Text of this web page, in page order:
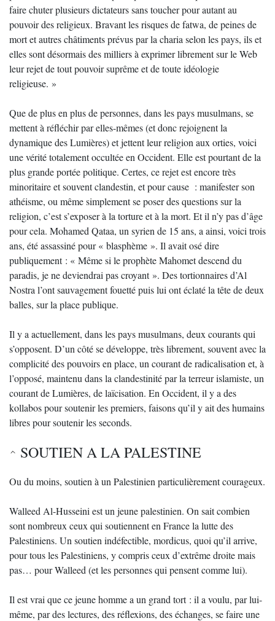
faire chuter plusieurs dictateurs sans toucher pour autant au
pouvoir des religieux. Bravant les risques de fatwa, de peines de
mort et autres châtiments prévus par la charia selon les pays, ils et
elles sont désormais des milliers à exprimer librement sur le Web
leur rejet de tout pouvoir suprême et de toute idéologie
religieuse. »
Que de plus en plus de personnes, dans les pays musulmans, se
mettent à réfléchir par elles-mêmes (et donc rejoignent la
dynamique des Lumières) et jettent leur religion aux orties, voici
une vérité totalement occultée en Occident. Elle est pourtant de la
plus grande portée politique. Certes, ce rejet est encore très
minoritaire et souvent clandestin, et pour cause : manifester son
athéisme, ou même simplement se poser des questions sur la
religion, c’est s’exposer à la torture et à la mort. Et il n’y pas d’âge
pour cela. Mohamed Qataa, un syrien de 15 ans, a ainsi, voici trois
ans, été assassiné pour « blasphème ». Il avait osé dire
publiquement : « Même si le prophète Mahomet descend du
paradis, je ne deviendrai pas croyant ». Des tortionnaires d’Al
Nostra l’ont sauvagement fouetté puis lui ont éclaté la tête de deux
balles, sur la place publique.
Il y a actuellement, dans les pays musulmans, deux courants qui
s’opposent. D’un côté se développe, très librement, souvent avec la
complicité des pouvoirs en place, un courant de radicalisation et, à
l’opposé, maintenu dans la clandestinité par la terreur islamiste, un
courant de Lumières, de laïcisation. En Occident, il y a des
kollabos pour soutenir les premiers, faisons qu’il y ait des humains
libres pour soutenir les seconds.
SOUTIEN A LA PALESTINE
Ou du moins, soutien à un Palestinien particulièrement courageux.
Walleed Al-Husseini est un jeune palestinien. On sait combien
sont nombreux ceux qui soutiennent en France la lutte des
Palestiniens. Un soutien indéfectible, mordicus, quoi qu’il arrive,
pour tous les Palestiniens, y compris ceux d’extrême droite mais
pas… pour Walleed (et les personnes qui pensent comme lui).
Il est vrai que ce jeune homme a un grand tort : il a voulu, par lui-
même, par des lectures, des réflexions, des échanges, se faire une